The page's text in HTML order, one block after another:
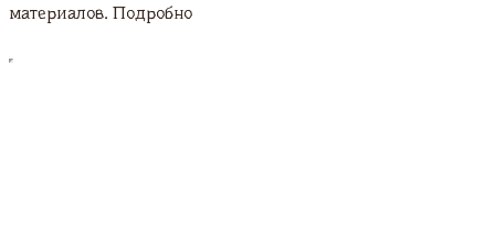
материалов. Подробно